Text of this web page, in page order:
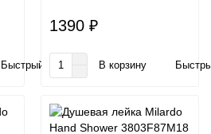
Быстрый заказ
1390 ₽
В корзину